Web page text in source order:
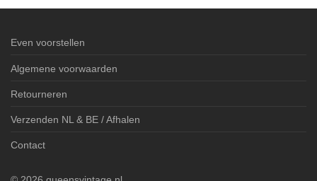
Even voorstellen
Algemene voorwaarden
Retourneren
Verzenden NL & BE / Afhalen
Contact